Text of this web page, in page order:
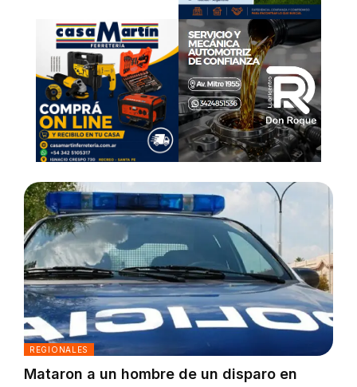
REGIONALES
Mataron a un hombre de un disparo en